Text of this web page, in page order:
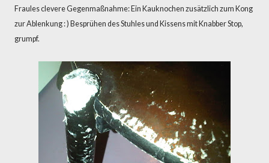
Fraules clevere Gegenmaßnahme: Ein Kauknochen zusätzlich zum Kong
zur Ablenkung : ) Besprühen des Stuhles und Kissens mit Knabber Stop,
grumpf.